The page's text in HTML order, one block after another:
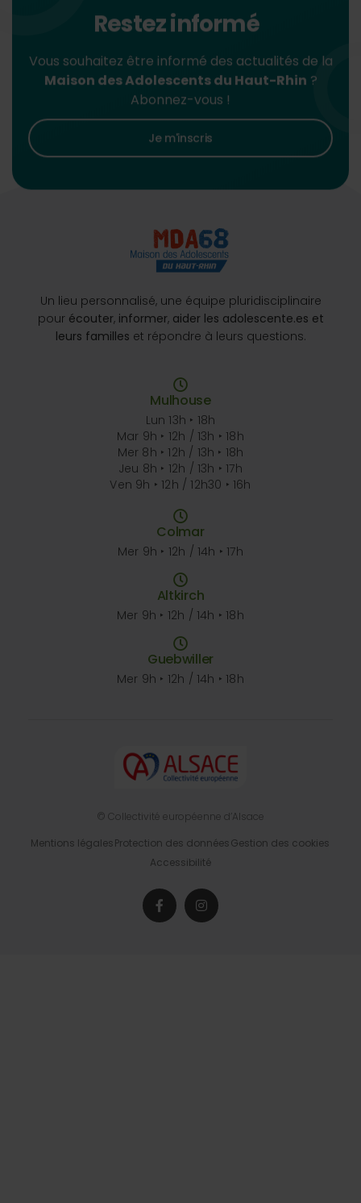
Restez informé
Vous souhaitez être informé des actualités de la
Maison des Adolescents du Haut-Rhin ?
Abonnez-vous !
Je m'inscris
Un lieu personnalisé, une équipe pluridisciplinaire
pour écouter, informer, aider les adolescente.es et
leurs familles et répondre à leurs questions.
Mulhouse
Lun 13h ‣ 18h
Mar 9h ‣ 12h / 13h ‣ 18h
Mer 8h ‣ 12h / 13h ‣ 18h
Jeu 8h ‣ 12h / 13h ‣ 17h
Ven 9h ‣ 12h / 12h30 ‣ 16h
Colmar
Mer 9h ‣ 12h / 14h ‣ 17h
Altkirch
Mer 9h ‣ 12h / 14h ‣ 18h
Guebwiller
Mer 9h ‣ 12h / 14h ‣ 18h
© Collectivité européenne d’Alsace
Mentions légalesProtection des donnéesGestion des cookies
Accessibilité